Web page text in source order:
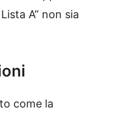
A” non sia
come la